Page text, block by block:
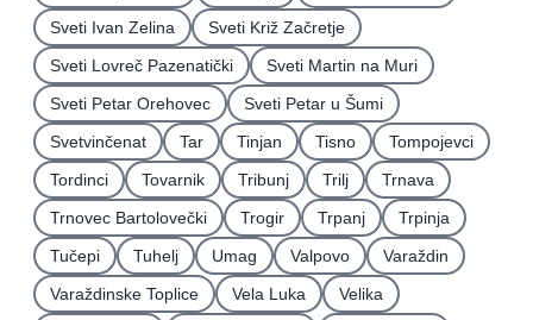
Sveti Ivan Zelina
Sveti Križ Začretje
Sveti Lovreč Pazenatički
Sveti Martin na Muri
Sveti Petar Orehovec
Sveti Petar u Šumi
Svetvinčenat
Tar Tinjan Tisno
Tompojevci
Tordinci
Tovarnik Tribunj Trilj
Trnava
Trnovec Bartolovečki
Trogir Trpanj
Trpinja
Tučepi
Tuhelj Umag Valpovo
Varaždin
Varaždinske Toplice
Vela Luka
Velika